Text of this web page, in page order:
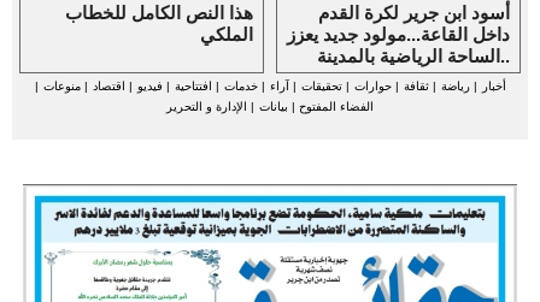
هذا النص الكامل للخطاب
الملكي
أسود ابن جرير لكرة القدم
داخل القاعة...مولود جديد يعزز
الساحة الرياضية بالمدينة..
أخبار |رياضة |ثقافة |حوارات |تحقيقات | آراء |خدمات | افتتاحية | فيديو | اقتصاد |منوعات |
الفضاء المفتوح | بيانات | الإدارة و التحرير